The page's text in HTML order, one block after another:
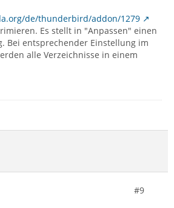
de/thunderbird/addon/1279
Es stellt in "Anpassen" einen
Bei entsprechender Einstellung im
alle Verzeichnisse in einem
#9